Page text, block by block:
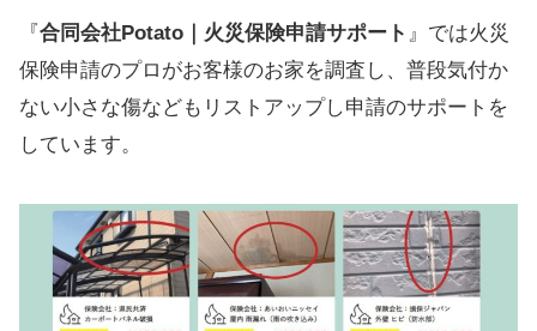
『合同会社Potato｜火災保険申請サポート 』では火災
保険申請のプロがお客様のお家を調査し、普段気付か
ない小さな傷などもリストアップし申請のサポートを
しています。